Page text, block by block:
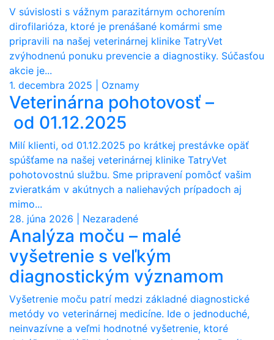
V súvislosti s vážnym parazitárnym ochorením
dirofilarióza, ktoré je prenášané komármi sme
pripravili na našej veterinárnej klinike TatryVet
zvýhodnenú ponuku prevencie a diagnostiky. Súčasťou
akcie je...
1. decembra 2025 | Oznamy
Veterinárna pohotovosť –
od 01.12.2025
Milí klienti, od 01.12.2025 po krátkej prestávke opäť
spúšťame na našej veterinárnej klinike TatryVet
pohotovostnú službu. Sme pripravení pomôcť vašim
zvieratkám v akútnych a naliehavých prípadoch aj
mimo...
28. júna 2026 | Nezaradené
Analýza moču – malé
vyšetrenie s veľkým
diagnostickým významom
Vyšetrenie moču patrí medzi základné diagnostické
metódy vo veterinárnej medicíne. Ide o jednoduché,
neinvazívne a veľmi hodnotné vyšetrenie, ktoré